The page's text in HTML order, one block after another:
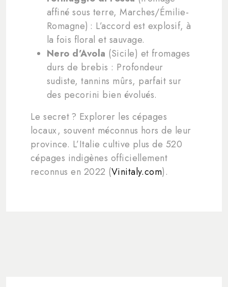
affiné sous terre, Marches/Émilie-
Romagne) : L’accord est explosif, à
la fois floral et sauvage.
Nero d’Avola (Sicile) et fromages
durs de brebis : Profondeur
sudiste, tannins mûrs, parfait sur
des pecorini bien évolués.
Le secret ? Explorer les cépages
locaux, souvent méconnus hors de leur
province. L’Italie cultive plus de 520
cépages indigènes officiellement
reconnus en 2022 (Vinitaly.com).